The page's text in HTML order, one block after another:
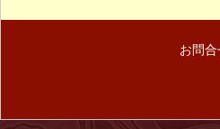
お問